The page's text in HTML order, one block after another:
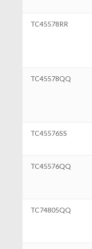
TC45578RR
TC45578QQ
TC45576SS
TC45576QQ
TC74805QQ